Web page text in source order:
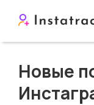
Новые